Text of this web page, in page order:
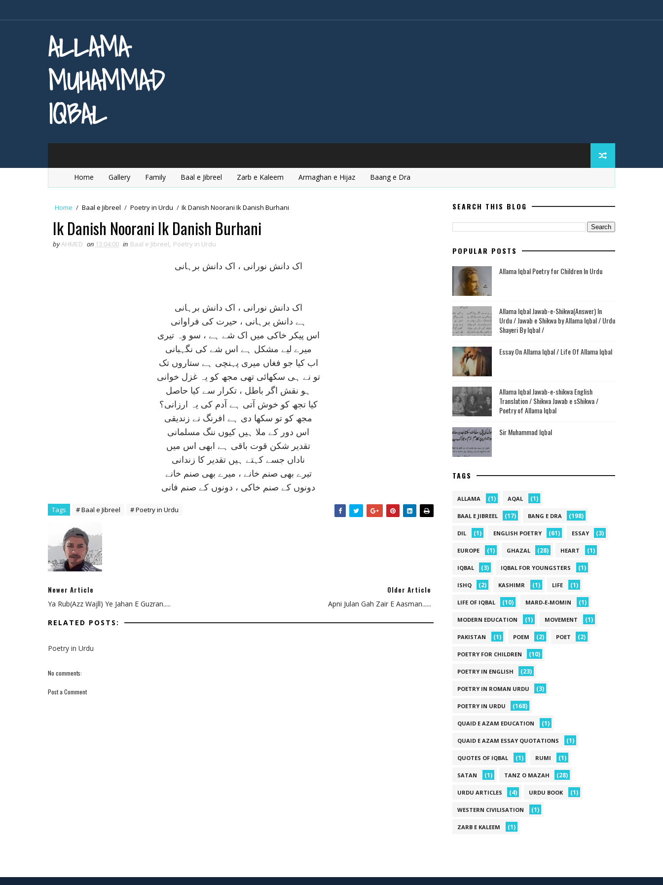
ALLAMA
MUHAMMAD
IQBAL
Home Gallery Family Baal e Jibreel Zarb e Kaleem Armaghan e Hijaz Baang e Dra
Home / Baal e Jibreel / Poetry in Urdu / Ik Danish Noorani Ik Danish Burhani
Ik Danish Noorani Ik Danish Burhani
byAHMED on 13:04:00 in Baal e Jibreel, Poetry in Urdu
اک دانش نورانی ، اک دانش برہانی
اک دانش نورانی ، اک دانش برہانی
ہے دانش برہانی ، حيرت کی فراوانی
اس پيکر خاکی ميں اک شے ہے ، سو وہ تيری
ميرے ليے مشکل ہے اس شے کی نگہبانی
اب کيا جو فغاں ميری پہنچی ہے ستاروں تک
تو نے ہی سکھائی تھی مجھ کو يہ غزل خوانی
ہو نقش اگر باطل ، تکرار سے کيا حاصل
کيا تجھ کو خوش آتی ہے آدم کی يہ ارزانی؟
مجھ کو تو سکھا دی ہے افرنگ نے زنديقی
اس دور کے ملا ہيں کيوں ننگ مسلمانی
تقدير شکن قوت باقی ہے ابھی اس ميں
ناداں جسے کہتے ہيں تقدير کا زندانی
تيرے بھی صنم خانے ، ميرے بھی صنم خانے
دونوں کے صنم خاکی ، دونوں کے صنم فانی
Tags # Baal e Jibreel # Poetry in Urdu
Newer Article
Ya Rub(Azz Wajll) Ye Jahan E Guzran.....
Older Article
Apni Julan Gah Zair E Aasman......
RELATED POSTS:
Poetry in Urdu
No comments:
Post a Comment
SEARCH THIS BLOG
POPULAR POSTS
Allama Iqbal Poetry for Children In Urdu
Allama Iqbal Jawab-e-Shikwa(Answer) In
Urdu / Jawab e Shikwa by Allama Iqbal / Urdu
Shayeri By Iqbal /
Essay On Allama Iqbal / Life Of Allama Iqbal
Allama Iqbal Jawab-e-shikwa English
Translation / Shikwa Jawab e sShikwa /
Poetry of Allama Iqbal
Sir Muhammad Iqbal
TAGS
ALLAMA (1) AQAL (1)
BAAL E JIBREEL (17) BANG E DRA (198)
DIL (1) ENGLISH POETRY (61) ESSAY (3)
EUROPE (1) GHAZAL (28) HEART (1)
IQBAL (3) IQBAL FOR YOUNGSTERS (1)
ISHQ (2) KASHIMR (1) LIFE (1)
LIFE OF IQBAL (10) MARD-E-MOMIN (1)
MODERN EDUCATION (1) MOVEMENT (1)
PAKISTAN (1) POEM (2) POET (2)
POETRY FOR CHILDREN (10)
POETRY IN ENGLISH (23)
POETRY IN ROMAN URDU (3)
POETRY IN URDU (168)
QUAID E AZAM EDUCATION (1)
QUAID E AZAM ESSAY QUOTATIONS (1)
QUOTES OF IQBAL (1) RUMI (1)
SATAN (1) TANZ O MAZAH (28)
URDU ARTICLES (4) URDU BOOK (1)
WESTERN CIVILISATION (1)
ZARB E KALEEM (1)